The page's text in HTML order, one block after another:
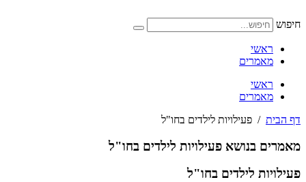
לתוכן
חיפוש
ראשי
מאמרים
ראשי
מאמרים
דף הבית / פעילויות לילדים בחו"ל
מאמרים בנושא פעילויות לילדים בחו"ל
פעילויות לילדים בחו"ל